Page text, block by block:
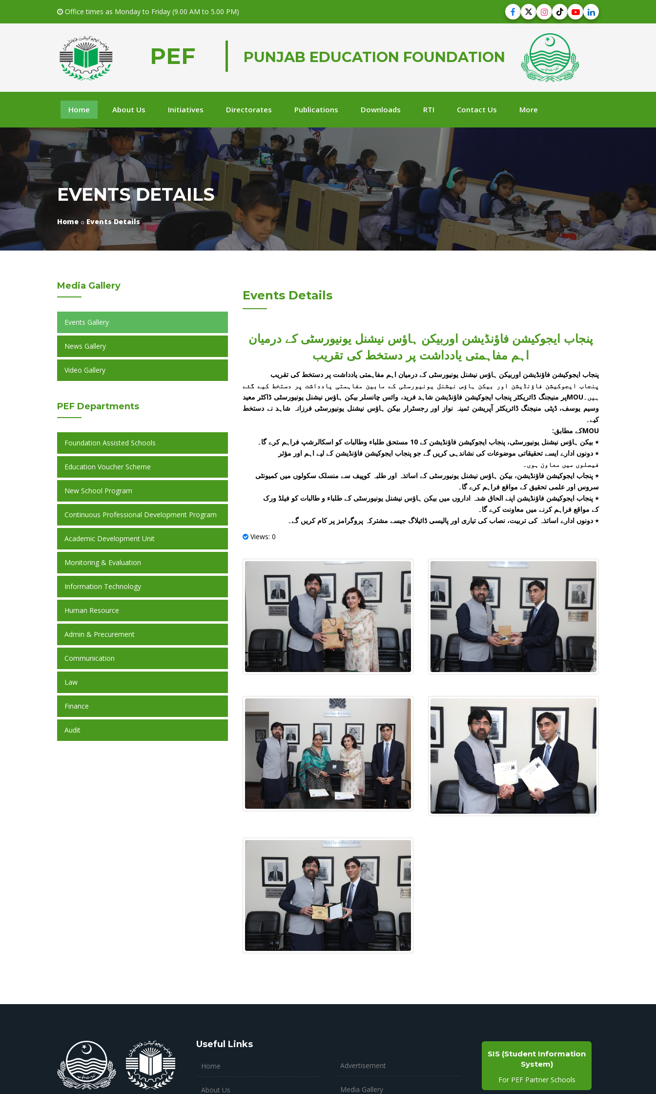
Office times as Monday to Friday (9.00 AM to 5.00 PM)
PEF PUNJAB EDUCATION FOUNDATION
Home About Us Initiatives Directorates Publications Downloads RTI Contact Us More
EVENTS DETAILS
Home Events Details
Media Gallery
Events Gallery
News Gallery
Video Gallery
PEF Departments
Foundation Assisted Schools
Education Voucher Scheme
New School Program
Continuous Professional Development Program
Academic Development Unit
Monitoring & Evaluation
Information Technology
Human Resource
Admin & Precurement
Communication
Law
Finance
Audit
Events Details
پنجاب ایجوکیشن فاؤنڈیشن اوربیکن ہاؤس نیشنل یونیورسٹی کے درمیان
اہم مفاہمتی یادداشت پر دستخط کی تقریب
پنجاب ایجوکیشن فاؤنڈیشن اوربیکن ہاؤس نیشنل یونیورسٹی کے درمیان اہم مفاہمتی یادداشت پر دستخط کی تقریب
پنجاب ایجوکیشن فاؤنڈیشن اور بیکن ہاؤس نیشنل یونیورسٹی کے مابین مفاہمتی یادداشت پر دستخط کیے گئے
ہیں۔MOUپر منیجنگ ڈائریکٹر پنجاب ایجوکیشن فاؤنڈیشن شاہد فرید، وائس چانسلر بیکن ہاؤس نیشنل یونیورسٹی ڈاکٹر معید
وسیم یوسف، ڈپٹی منیجنگ ڈائریکٹر آپریشن ثمینہ نواز اور رجسٹرار بیکن ہاؤس نیشنل یونیورسٹی فرزانہ شاہد نے دستخط
کیے۔
MOUکے مطابق:
٭ بیکن ہاؤس نیشنل یونیورسٹی، پنجاب ایجوکیشن فاؤنڈیشن کے 10 مستحق طلباء وطالبات کو اسکالرشپ فراہم کرے گا۔
٭ دونوں ادارے ایسے تحقیقاتی موضوعات کی نشاندہی کریں گے جو پنجاب ایجوکیشن فاؤنڈیشن کے لیے اہم اور مؤثر
فیصلوں میں معاون ہوں۔
٭ پنجاب ایجوکیشن فاؤنڈیشن، بیکن ہاؤس نیشنل یونیورسٹی کے اساتذہ اور طلبہ کوپیف سے منسلک سکولوں میں کمیونٹی
سروس اور علمی تحقیق کے مواقع فراہم کرے گا۔
٭ پنجاب ایجوکیشن فاؤنڈیشن اپنے الحاق شدہ اداروں میں بیکن ہاؤس نیشنل یونیورسٹی کے طلباء و طالبات کو فیلڈ ورک
کے مواقع فراہم کرنے میں معاونت کرے گا۔
٭ دونوں ادارے اساتذہ کی تربیت، نصاب کی تیاری اور پالیسی ڈائیلاگ جیسے مشترکہ پروگرامز پر کام کریں گے۔
Views: 0
Useful Links
Home
About Us
Advertisement
Media Gallery
SIS (Student Information
System)
For PEF Partner Schools